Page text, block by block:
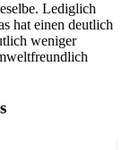
Lediglich
hat einen deutlich
weniger